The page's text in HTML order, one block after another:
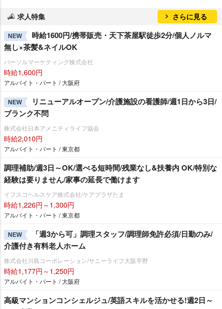
求人特集 さらに見る
NEW
時給1600円/携帯販売・天下茶屋駅徒歩2分/個人ノルマ
無し×茶髪&ネイルOK
パーソルマーケティング株式会社
時給1,600円
アルバイト・パート / 大阪府
NEW
リニューアルオープン/介護施設の看護師/週1日から3日/
ブランク不問
株式会社日本アメニティライフ協会
時給2,010円
アルバイト・パート / 東京都
調理補助/週3日～OK/選べる短時間/残業なし&扶養内 OK/特別な
経験は要りません/家事の延長で働けます
イフスコヘルスケア株式会社/ケアプラザたま
時給1,226円～1,300円
アルバイト・パート / 東京都
NEW
「週3から可」調理スタッフ/調理師免許必須/日勤のみ/
介護付き有料老人ホーム
株式会社川島コーポレーション/サニーライフ大阪平野
時給1,177円～1,250円
アルバイト・パート / 大阪府
高級マンションコンシェルジュ/英語スキルを活かせる!週2日～